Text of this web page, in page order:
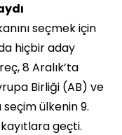
seçmek için
hiçbir aday
8 Aralık’ta
Birliği (AB) ve
seçim ülkenin 9.
geçti.